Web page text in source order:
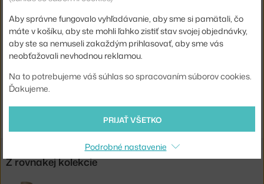
Podnož:
drevo
Info k produktu:
Utierajte vlhkou a následne suchou handričkou.
Kód produktu
MUU-COVARMN011
EAN
5713294888098
Shopping from the EU? Switch toCover Armchair, oak
Z rovnakej kolekcie
Aby správne fungovalo vyhľadávanie, aby sme si pamätali, čo
máte v košíku, aby ste mohli ľahko zistiť stav svojej objednávky,
aby ste sa nemuseli zakaždým prihlasovať, aby sme vás
neobťažovali nevhodnou reklamou.
Na to potrebujeme váš súhlas so spracovaním súborov cookies.
Ďakujeme.
PRIJAŤ VŠETKO
Podrobné nastavenie